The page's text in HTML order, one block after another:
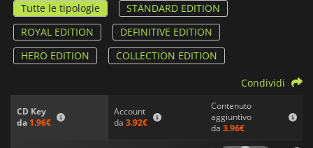
Tutte le tipologie
STANDARD EDITION
ROYAL EDITION
DEFINITIVE EDITION
HERO EDITION
COLLECTION EDITION
CD Key
da 1.96€
Account
da 3.92€
Contenuto
aggiuntivo
da 3.96€
Condividi